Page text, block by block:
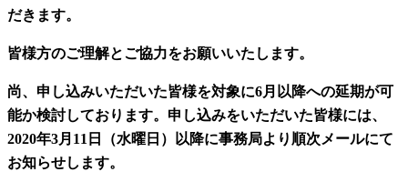
だきます。
皆様方のご理解とご協力をお願いいたします。
尚、申し込みいただいた皆様を対象に6月以降への延期が可
能か検討しております。申し込みをいただいた皆様には、
2020年3月11日（水曜日）以降に事務局より順次メールにて
お知らせします。